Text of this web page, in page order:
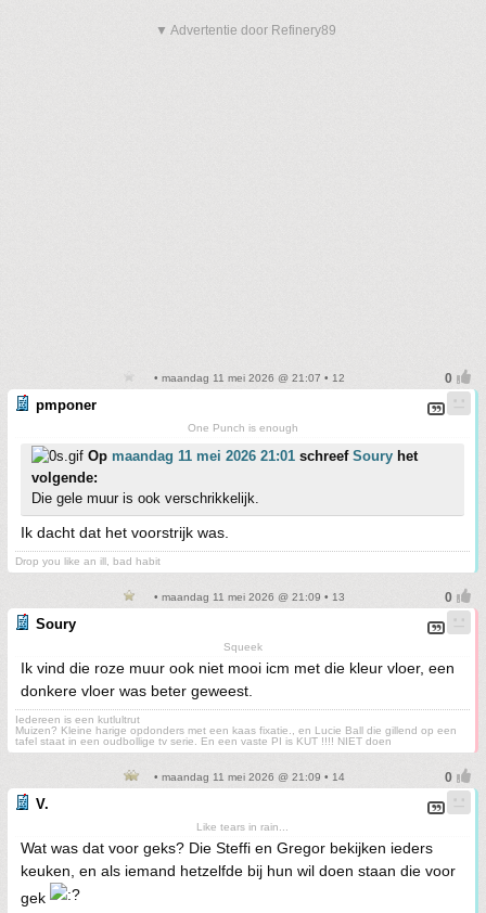
▼ Advertentie door Refinery89
• maandag 11 mei 2026 @ 21:07 • 12
pmponer
One Punch is enough
Op maandag 11 mei 2026 21:01 schreef Soury het
volgende:
Die gele muur is ook verschrikkelijk.
Ik dacht dat het voorstrijk was.
Drop you like an ill, bad habit
• maandag 11 mei 2026 @ 21:09 • 13
Soury
Squeek
Ik vind die roze muur ook niet mooi icm met die kleur vloer, een
donkere vloer was beter geweest.
Iedereen is een kutlultrut
Muizen? Kleine harige opdonders met een kaas fixatie., en Lucie Ball die gillend op een
tafel staat in een oudbollige tv serie. En een vaste PI is KUT !!!! NIET doen
• maandag 11 mei 2026 @ 21:09 • 14
V.
Like tears in rain...
Wat was dat voor geks? Die Steffi en Gregor bekijken ieders
keuken, en als iemand hetzelfde bij hun wil doen staan die voor
gek